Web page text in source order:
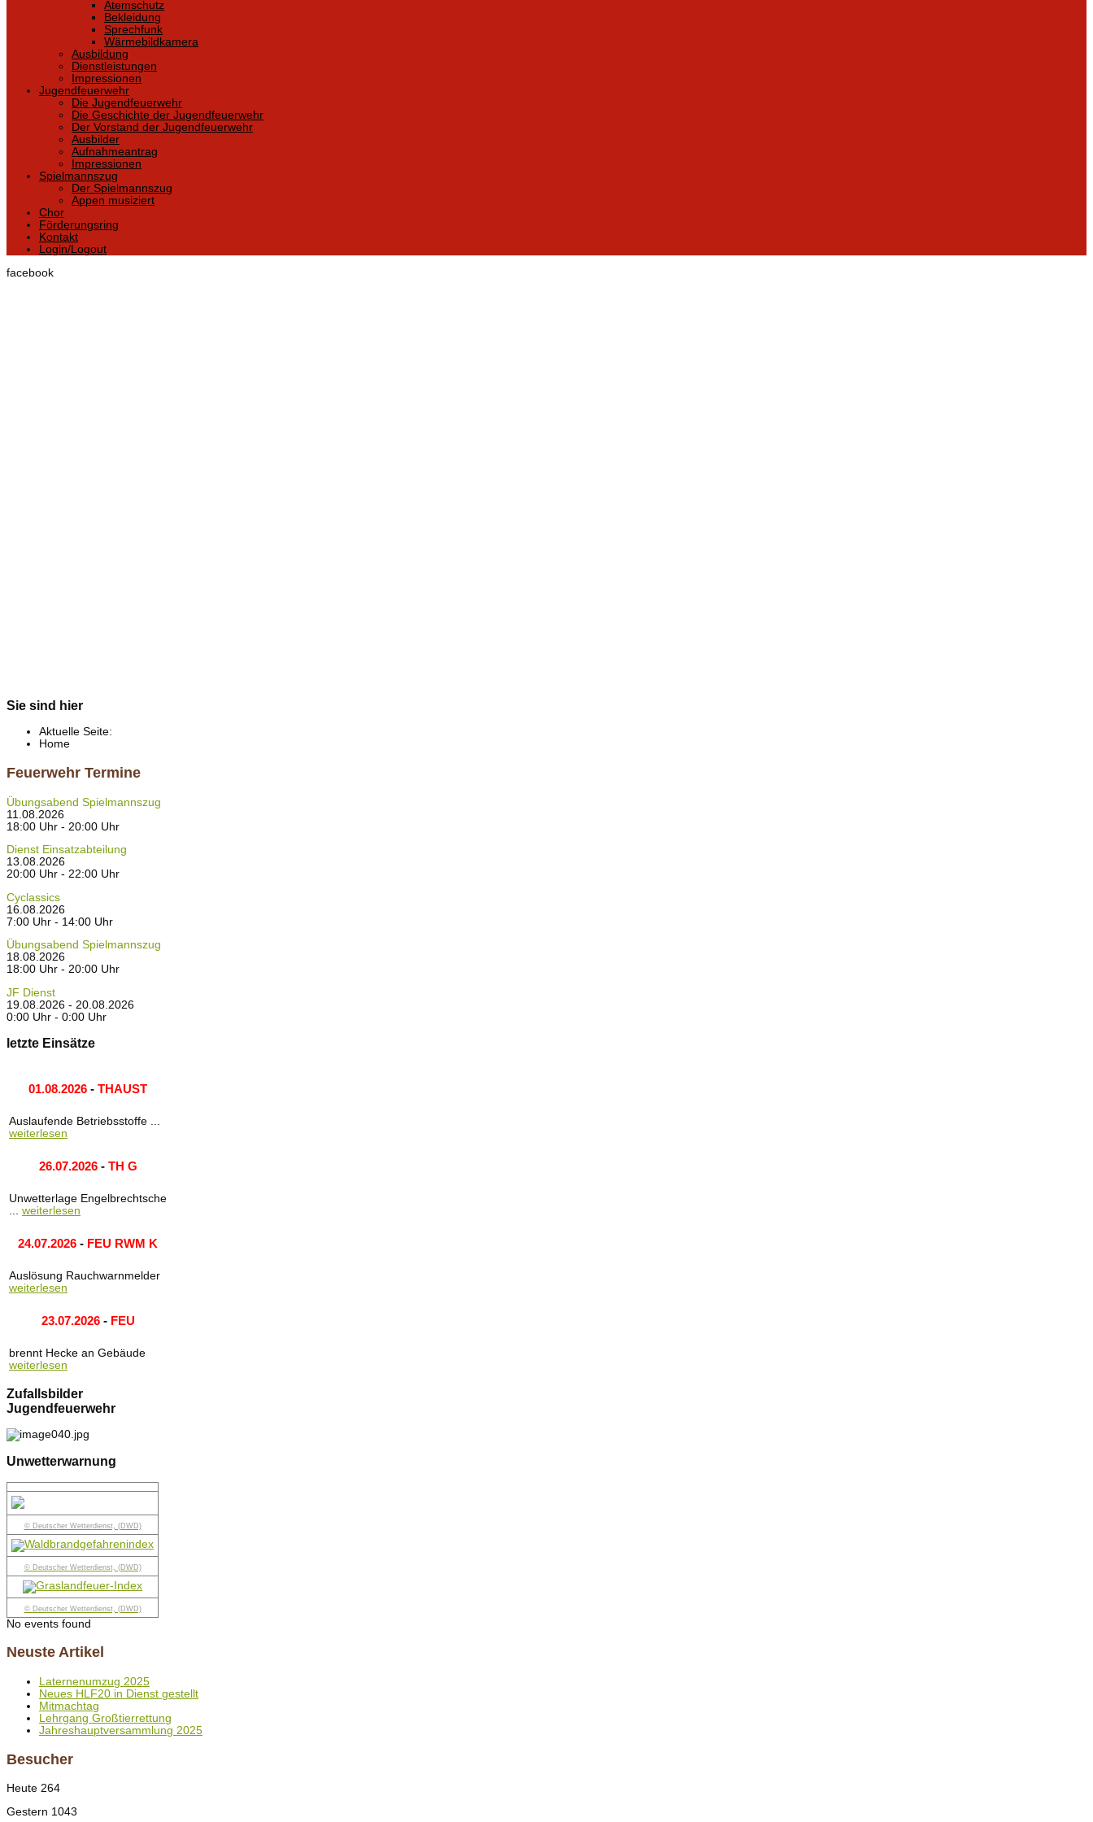
Atemschutz
Bekleidung
Sprechfunk
Wärmebildkamera
Ausbildung
Dienstleistungen
Impressionen
Jugendfeuerwehr
Die Jugendfeuerwehr
Die Geschichte der Jugendfeuerwehr
Der Vorstand der Jugendfeuerwehr
Ausbilder
Aufnahmeantrag
Impressionen
Spielmannszug
Der Spielmannszug
Appen musiziert
Chor
Förderungsring
Kontakt
Login/Logout
facebook
Sie sind hier
Aktuelle Seite:
Home
Feuerwehr Termine
Übungsabend Spielmannszug
11.08.2026
18:00 Uhr - 20:00 Uhr
Dienst Einsatzabteilung
13.08.2026
20:00 Uhr - 22:00 Uhr
Cyclassics
16.08.2026
7:00 Uhr - 14:00 Uhr
Übungsabend Spielmannszug
18.08.2026
18:00 Uhr - 20:00 Uhr
JF Dienst
19.08.2026 - 20.08.2026
0:00 Uhr - 0:00 Uhr
letzte Einsätze
01.08.2026 - THAUST
Auslaufende Betriebsstoffe ...
weiterlesen
26.07.2026- TH G
Unwetterlage Engelbrechtsche
... weiterlesen
24.07.2026 - FEU RWM K
Auslösung Rauchwarnmelder
weiterlesen
23.07.2026- FEU
brennt Hecke an Gebäude
weiterlesen
Zufallsbilder
Jugendfeuerwehr
Unwetterwarnung
© Deutscher Wetterdienst, (DWD)
© Deutscher Wetterdienst, (DWD)
© Deutscher Wetterdienst, (DWD)
No events found
Neuste Artikel
Laternenumzug 2025
Neues HLF20 in Dienst gestellt
Mitmachtag
Lehrgang Großtierrettung
Jahreshauptversammlung 2025
Besucher
Heute 264
Gestern 1043